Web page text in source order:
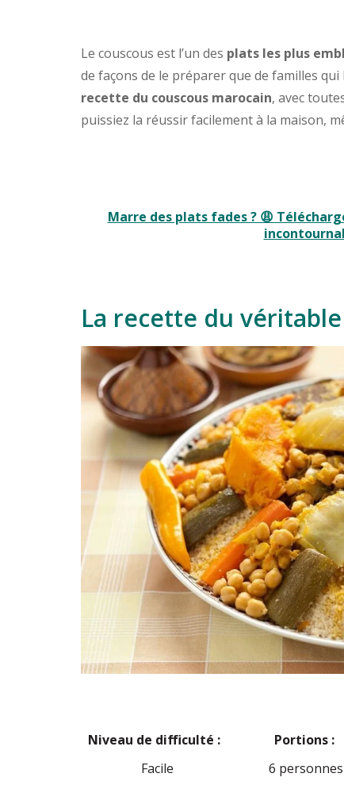
Le couscous est l’un des plats les plus
de façons de le préparer que de familles
recette du couscous marocain, avec
puissiez la réussir facilement à la maison,
Marre des plats fades ? 😩
La recette du
Niveau de difficulté : Portions :
Facile
6 personnes